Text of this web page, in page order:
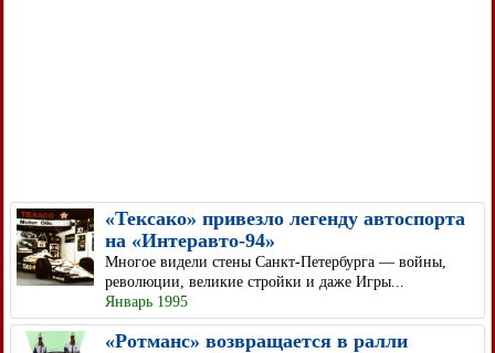
«Тексако» привезло легенду автоспорта
на «Интеравто-94»
Многое видели стены Санкт-Петербурга — войны,
революции, великие стройки и даже Игры...
Январь 1995
«Ротманс» возвращается в ралли